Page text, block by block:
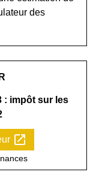
des
: impôt sur les
open_in_new